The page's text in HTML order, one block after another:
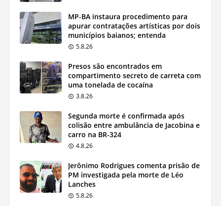
MP-BA instaura procedimento para
apurar contratações artísticas por dois
municípios baianos; entenda
5.8.26
Presos são encontrados em
compartimento secreto de carreta com
uma tonelada de cocaína
3.8.26
Segunda morte é confirmada após
colisão entre ambulância de Jacobina e
carro na BR-324
4.8.26
Jerônimo Rodrigues comenta prisão de
PM investigada pela morte de Léo
Lanches
5.8.26